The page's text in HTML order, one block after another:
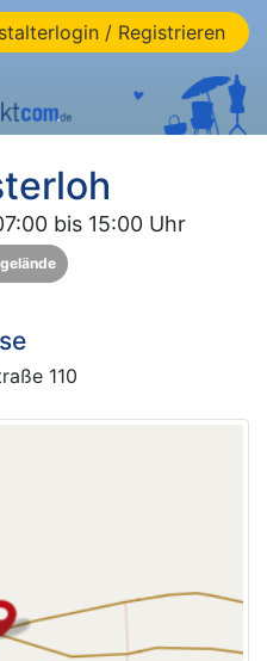
/ Registrieren
bis 15:00 Uhr
110